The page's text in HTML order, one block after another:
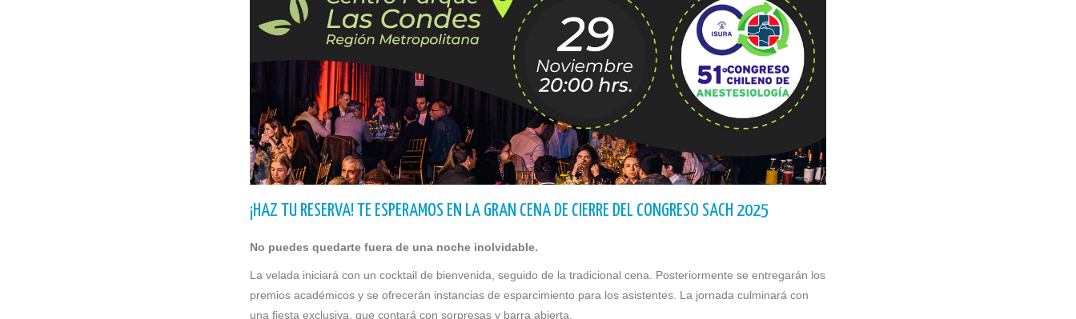
¡HAZ TU RESERVA! TE ESPERAMOS EN LA GRAN CENA DE CIERRE DEL CONGRESO SACH 2025
No puedes quedarte fuera de una noche inolvidable.
La velada iniciará con un cocktail de bienvenida, seguido de la tradicional cena. Posteriormente se entregarán los
premios académicos y se ofrecerán instancias de esparcimiento para los asistentes. La jornada culminará con
una fiesta exclusiva, que contará con sorpresas y barra abierta.